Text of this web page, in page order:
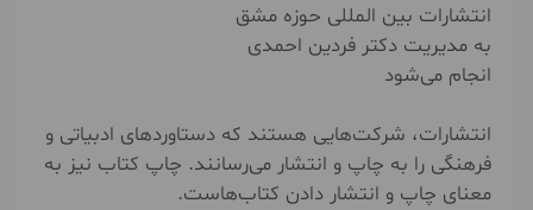
انتشارات بین المللی حوزه مشق
به مدیریت دکتر فردین احمدی
انجام می‌شود
انتشارات، شرکت‌هایی هستند که دستاوردهای ادبیاتی و
فرهنگی را به چاپ و انتشار می‌رسانند. چاپ کتاب نیز به
معنای چاپ و انتشار دادن کتاب‌هاست.